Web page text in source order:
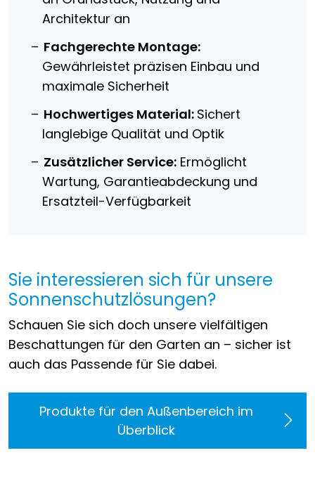
Architektur an
Fachgerechte Montage:
Gewährleistet präzisen Einbau und
maximale Sicherheit
Hochwertiges Material: Sichert
langlebige Qualität und Optik
Zusätzlicher Service: Ermöglicht
Wartung, Garantieabdeckung und
Ersatzteil-Verfügbarkeit
Sie interessieren sich für unsere
Sonnenschutzlösungen?
Schauen Sie sich doch unsere vielfältigen
Beschattungen für den Garten an – sicher ist
auch das Passende für Sie dabei.
Produkte für den Außenbereich im
Überblick